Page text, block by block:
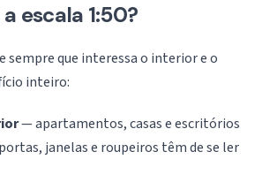
escala 1:50?
sempre que interessa o interior e o
inteiro:
— apartamentos, casas e escritórios
janelas e roupeiros têm de se ler